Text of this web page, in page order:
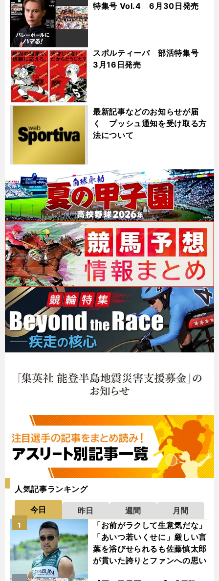
特集号 Vol.4 6月30日発売
スポルティーバ 部活特集号
3月16日発売
最新記事などのお知らせが届
く プッシュ通知を受け取る方
法について
人気記事ランキング
今日 昨日 週間
月間
「お前がラクして生意気だな」
「あいつ若いくせに」厳しい言
葉を浴びせられるも佐藤慎太郎
が貫いた誇りとファンへの思い
1